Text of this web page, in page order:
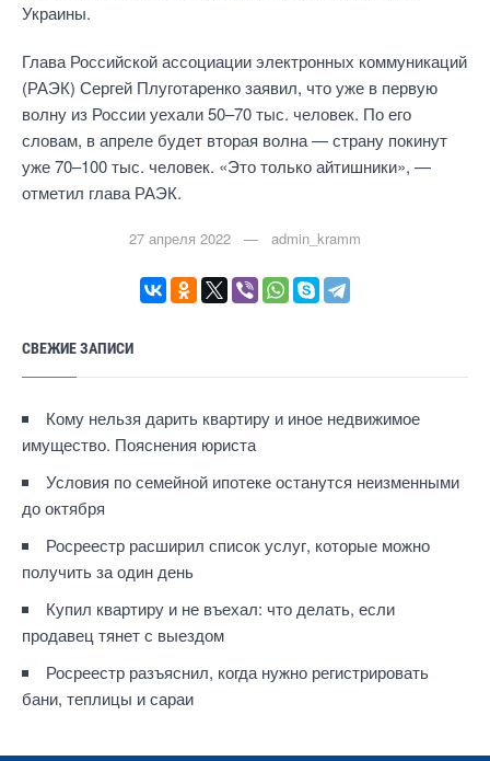
Украины.
Глава Российской ассоциации электронных коммуникаций
(РАЭК) Сергей Плуготаренко заявил, что уже в первую
волну из России уехали 50–70 тыс. человек. По его
словам, в апреле будет вторая волна — страну покинут
уже 70–100 тыс. человек. «Это только айтишники», —
отметил глава РАЭК.
27 апреля 2022 — admin_kramm
СВЕЖИЕ ЗАПИСИ
Кому нельзя дарить квартиру и иное недвижимое
имущество. Пояснения юриста
Условия по семейной ипотеке останутся неизменными
до октября
Росреестр расширил список услуг, которые можно
получить за один день
Купил квартиру и не въехал: что делать, если
продавец тянет с выездом
Росреестр разъяснил, когда нужно регистрировать
бани, теплицы и сараи